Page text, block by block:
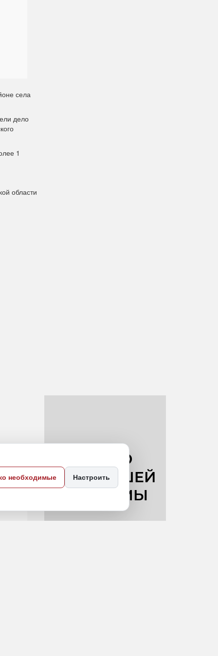
села
дело
1
области
необходимые Настроить